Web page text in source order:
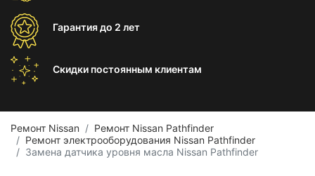
Гарантиядо 2 лет
Скидки постоянным клиентам
Ремонт Nissan
Ремонт Nissan Pathfinder
Ремонт электрооборудования Nissan Pathfinder
Замена датчика уровня масла Nissan Pathfinder